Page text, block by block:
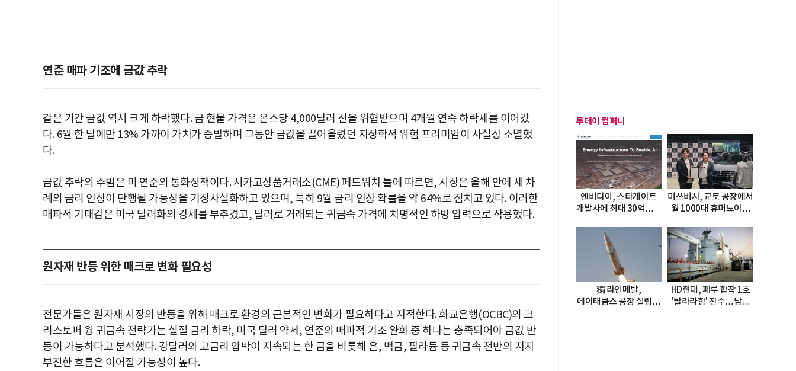
연준 매파 기조에 금값 추락
같은 기간 금값 역시 크게 하락했다. 금 현물 가격은 온스당 4,000달러 선을 위협받으며 4개월 연속 하락세를 이어갔
다. 6월 한 달에만 13% 가까이 가치가 증발하며 그동안 금값을 끌어올렸던 지정학적 위험 프리미엄이 사실상 소멸했
다.
금값 추락의 주범은 미 연준의 통화정책이다. 시카고상품거래소(CME) 페드워치 툴에 따르면, 시장은 올해 안에 세 차
례의 금리 인상이 단행될 가능성을 기정사실화하고 있으며, 특히 9월 금리 인상 확률을 약 64%로 점치고 있다. 이러한
매파적 기대감은 미국 달러화의 강세를 부추겼고, 달러로 거래되는 귀금속 가격에 치명적인 하방 압력으로 작용했다.
원자재 반등 위한 매크로 변화 필요성
전문가들은 원자재 시장의 반등을 위해 매크로 환경의 근본적인 변화가 필요하다고 지적한다. 화교은행(OCBC)의 크
리스토퍼 웡 귀금속 전략가는 실질 금리 하락, 미국 달러 약세, 연준의 매파적 기조 완화 중 하나는 충족되어야 금값 반
등이 가능하다고 분석했다. 강달러와 고금리 압박이 지속되는 한 금을 비롯해 은, 백금, 팔라듐 등 귀금속 전반의 지지
부진한 흐름은 이어질 가능성이 높다.
투데이 컴퍼니
엔비디아, 스타게이트
개발사에 최대 30억달러
미쓰비시, 교토 공장에서
월 1000대 휴머노이드
獨 라인메탈,
에이태큼스 공장 설립…
HD현대, 페루 합작 1호
'탈라라함' 진수…남미